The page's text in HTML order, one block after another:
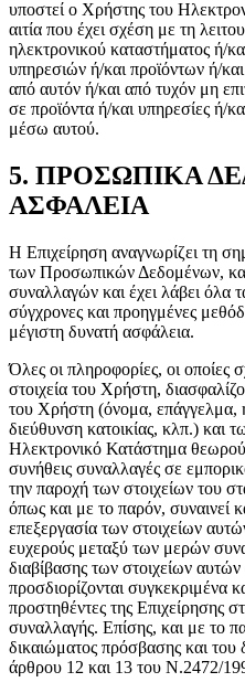
υποστεί ο Χρήστης του
αιτία που έχει σχέση με τη
ηλεκτρονικού καταστήματος ή/
υπηρεσιών ή/και προϊόντων ή/
από αυτόν ή/και από τυχόν μη
σε προϊόντα ή/και υπηρεσίες ή/
μέσω αυτού.
5. ΠΡΟΣΩΠΙΚΑ
ΑΣΦΑΛΕΙΑ
Η Επιχείρηση αναγνωρίζει τη
των Προσωπικών Δεδομένων,
συναλλαγών και έχει λάβει όλα
σύγχρονες και προηγμένες
μέγιστη δυνατή ασφάλεια.
Όλες οι πληροφορίες, οι οποίες
στοιχεία του Χρήστη,
του Χρήστη (όνομα, επάγγελμα,
διεύθυνση κατοικίας, κλπ.) και
Ηλεκτρονικό Κατάστημα
συνήθεις συναλλαγές σε
την παροχή των στοιχείων του
όπως και με το παρόν, συναινεί
επεξεργασία των στοιχείων
ευχερούς μεταξύ των μερών
διαβίβασης των στοιχείων
προσδιορίζονται συγκεκριμένα
προστηθέντες της Επιχείρησης
συναλλαγής. Επίσης, και με το
δικαιώματος πρόσβασης και του
άρθρου 12 και 13 του Ν.2472/